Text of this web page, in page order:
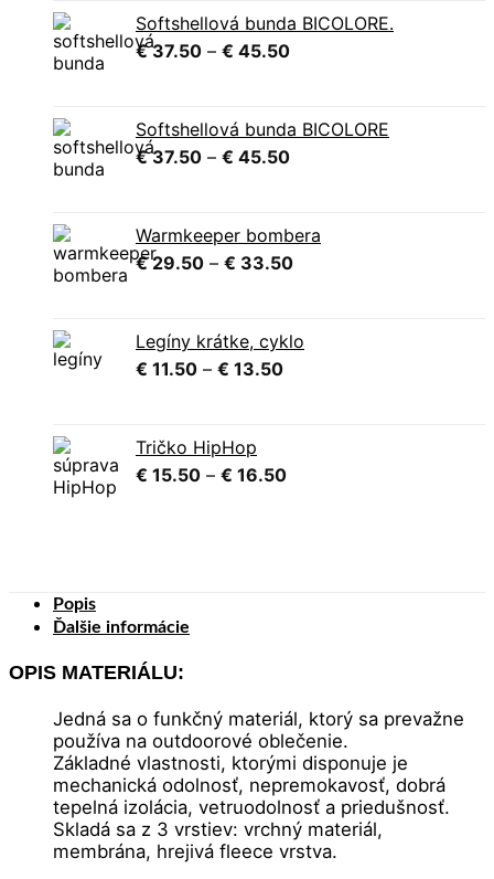
through
€ 25.50
Softshellová bunda BICOLORE.
€37.50 – € 45.50Price
through
€ 45.50
Softshellová bunda BICOLORE
€37.50 – € 45.50Price
€ 45.50
Warmkeeper bombera
€29.50 – € 33.50Price
€ 33.50
Legíny krátke, cyklo
€ 11.50 – € 13.50Price
Tričko HipHop
€ 15.50 – € 16.50Price
Popis
Ďalšie informácie
OPIS MATERIÁLU:
Jedná sa o funkčný materiál, ktorý sa prevažne
používa na outdoorové oblečenie.
Základné vlastnosti, ktorými disponuje je
mechanická odolnosť, nepremokavosť, dobrá
tepelná izolácia, vetruodolnosť a priedušnosť.
Skladá sa z 3 vrstiev: vrchný materiál,
membrána, hrejivá fleece vrstva.